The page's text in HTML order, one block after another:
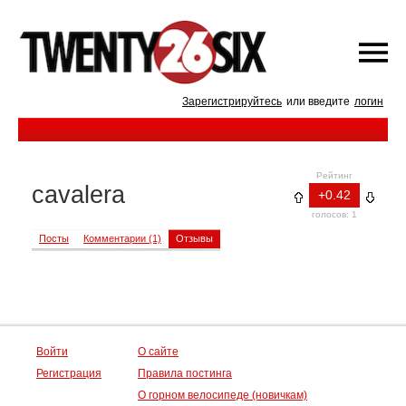
Зарегистрируйтесь или введите логин
Рейтинг
+0.42
голосов: 1
cavalera
Посты Комментарии (1) Отзывы
Войти
Регистрация
О сайте
Правила постинга
О горном велосипеде (новичкам)